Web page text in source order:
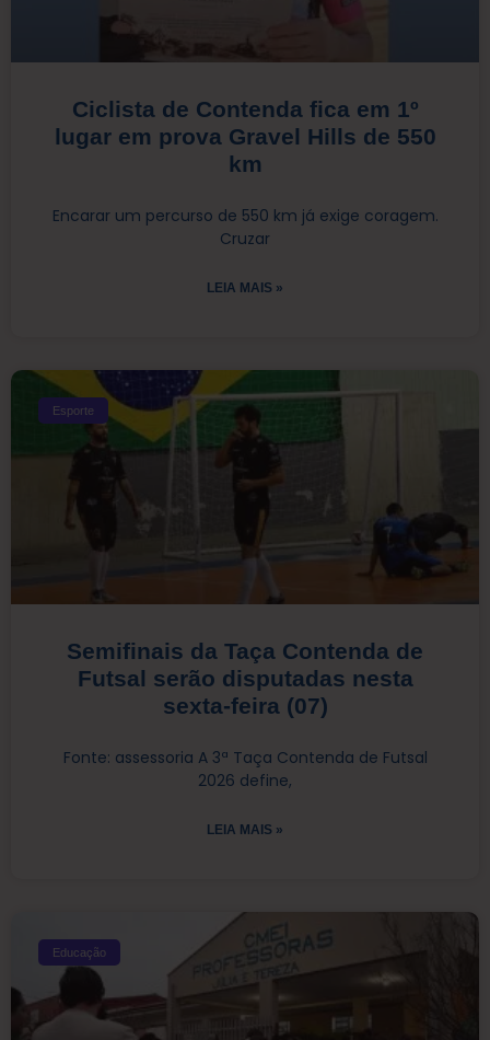
Ciclista de Contenda fica em 1º
lugar em prova Gravel Hills de 550
km
Encarar um percurso de 550 km já exige coragem.
Cruzar
LEIA MAIS »
Esporte
Semifinais da Taça Contenda de
Futsal serão disputadas nesta
sexta-feira (07)
Fonte: assessoria A 3ª Taça Contenda de Futsal
2026 define,
LEIA MAIS »
Educação